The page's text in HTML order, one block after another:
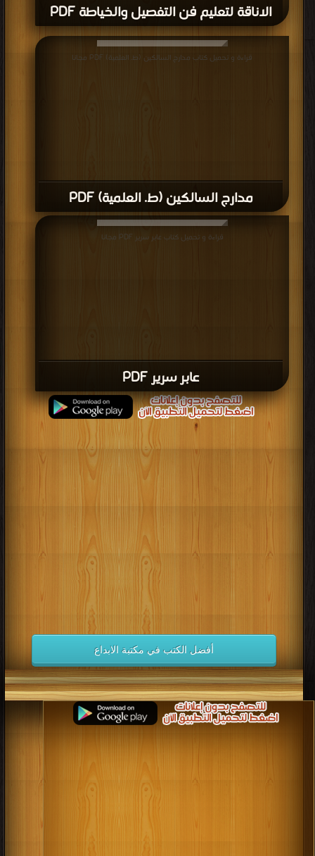
الاناقة لتعليم فن التفصيل والخياطة PDF
مدارج السالكين (ط. العلمية) PDF
قراءة و تحميل كتاب مدارج السالكين (ط. العلمية) PDF مجانا
عابر سرير PDF
قراءة و تحميل كتاب عابر سرير PDF مجانا
أفضل الكتب في مكتبة الابداع